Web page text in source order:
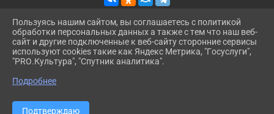
2026 Г. TROITSKBIBLIOTEKA.RU
ВХОД
КАРТА САЙТА
СДЕЛАНО НА KUBCMS
РАЗРАБОТКА И ПОДДЕРЖКА
Пользуясь нашим сайтом, вы соглашаетесь с политикой
обработки персональных данных а также с тем что наш веб-
сайт и другие подключенные к веб-сайту сторонние сервисы
используют cookies такие как Яндекс Метрика, "Госуслуги",
"PRO.Культура", "Спутник аналитика".
Подробнее
Подтверждаю